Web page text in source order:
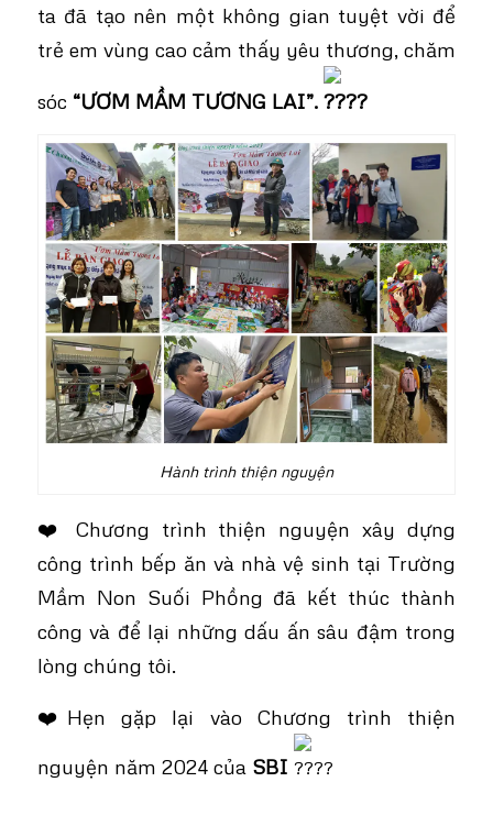
ta đã tạo nên một không gian tuyệt vời để
trẻ em vùng cao cảm thấy yêu thương, chăm
sóc “ƯƠM MẦM TƯƠNG LAI”.
Hành trình thiện nguyện
❤️ Chương trình thiện nguyện xây dựng
công trình bếp ăn và nhà vệ sinh tại Trường
Mầm Non Suối Phồng đã kết thúc thành
công và để lại những dấu ấn sâu đậm trong
lòng chúng tôi.
❤️Hẹn gặp lại vào Chương trình thiện
nguyện năm 2024 của SBI